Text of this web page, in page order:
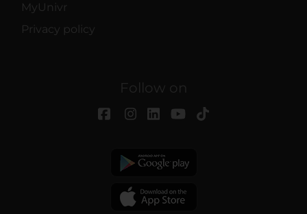
MyUnivr
Privacy policy
Follow on